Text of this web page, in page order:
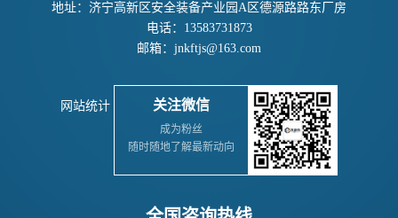
地址：济宁高新区安全装备产业园A区德源路路东厂房
电话：13583731873
邮箱：jnkftjs@163.com
网站统计 关注微信
成为粉丝
随时随地了解最新动向